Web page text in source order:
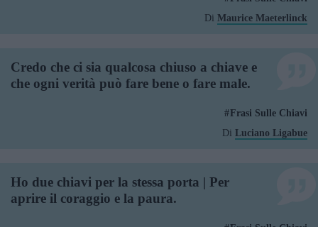
Di Maurice Maeterlinck
Credo che ci sia qualcosa chiuso a chiave e
che ogni verità può fare bene o fare male.
Frasi Sulle Chiavi
Di Luciano Ligabue
Ho due chiavi per la stessa porta | Per
aprire il coraggio e la paura.